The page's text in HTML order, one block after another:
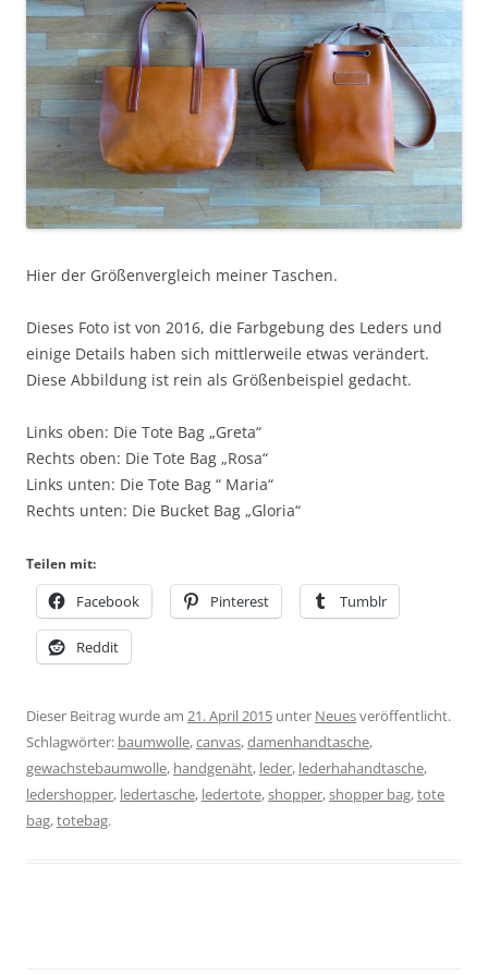
Hier der Größenvergleich meiner Taschen.
Dieses Foto ist von 2016, die Farbgebung des Leders und
einige Details haben sich mittlerweile etwas verändert.
Diese Abbildung ist rein als Größenbeispiel gedacht.
Links oben: Die Tote Bag „Greta“
Rechts oben: Die Tote Bag „Rosa“
Links unten: Die Tote Bag “ Maria“
Rechts unten: Die Bucket Bag „Gloria“
Teilen mit:
Facebook Pinterest Tumblr
Reddit
Dieser Beitrag wurde am 21. April 2015 unter Neuesveröffentlicht.
Schlagwörter: baumwolle,canvas,damenhandtasche,
gewachstebaumwolle, handgenäht, leder, lederhahandtasche,
ledershopper, ledertasche, ledertote,shopper,shopper bag,tote
bag,totebag.